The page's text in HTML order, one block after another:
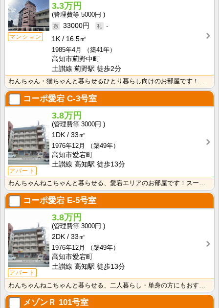
マンション
3.3万円
5000円
33000円
-
1K
16.5㎡
1985年4月
（築41年）
高知市薊野中町
土讃線 薊野駅 徒歩2分
わんちゃん・猫ちゃんと暮らせるひとり暮らし向けのお部屋です！安心のオール電化！エレベータ付きで荷物の･･･
コーポ愛宕 C-3号室
アパート
3.8万円
3000円
1DK
33㎡
1976年12月
（築49年）
高知市愛宕町
土讃線 高知駅 徒歩13分
わんちゃんねこちゃんと暮らせる、愛宕エリアのお部屋です！スーパー・コンビニ徒歩圏の暮らしやすいエリア･･･
コーポ愛宕 E-5号室
アパート
3.8万円
3000円
2DK
33㎡
1976年12月
（築49年）
高知市愛宕町
土讃線 高知駅 徒歩13分
メゾンＲ 101号室